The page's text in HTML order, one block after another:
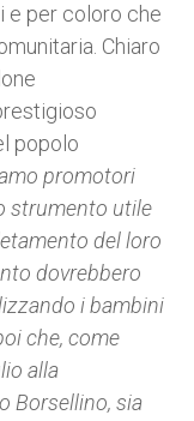
e per coloro che
Chiaro
popolo
promotori
strumento utile
del loro
dovrebbero
i bambini
che, come
alla
Borsellino, sia